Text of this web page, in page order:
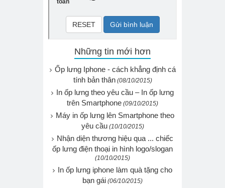
Những tin mới hơn
Ốp lưng Iphone - cách khẳng định cá
tính bản thân (08/10/2015)
In ốp lưng theo yêu cầu – In ốp lưng
trên Smartphone (09/10/2015)
Máy in ốp lưng lên Smartphone theo
yêu cầu (10/10/2015)
Nhận diện thương hiệu qua ... chiếc
ốp lưng điện thoại in hình logo/slogan
(10/10/2015)
In ốp lưng iphone làm quà tặng cho
bạn gái (06/10/2015)